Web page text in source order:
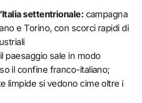
settentrionale: campagna
e Torino, con scorci rapidi di
il paesaggio sale in modo
il confine franco-italiano;
limpide si vedono cime oltre i